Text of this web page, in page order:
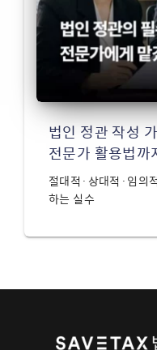
법인 정관 작성
전문가 활용법까
절대적·상대적·임의
하는 실수